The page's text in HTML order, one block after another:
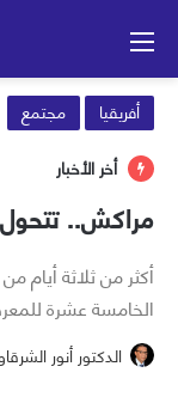
أفريقيا
مجتمع
أخر الأخبار
مراكش..
أكثر من ثلاثة أيام
الخامسة عشرة
الدكتور أنور